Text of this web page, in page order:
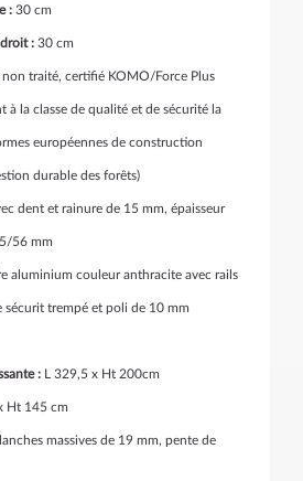
: 30 cm
: 30 cm
traité, certifié KOMO/Force Plus
à la classe de qualité et de sécurité la
européennes de construction
durable des forêts)
dent et rainure de 15 mm, épaisseur
56 mm
aluminium couleur anthracite avec rails
sécurit trempé et poli de 10 mm
: L 329,5 x Ht 200cm
Ht 145 cm
massives de 19 mm, pente de